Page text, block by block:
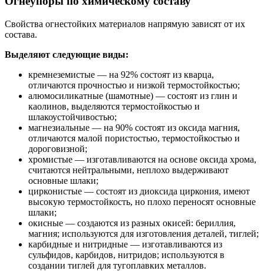
Свойства огнестойких материалов напрямую зависят от их
состава.
Выделяют следующие виды:
кремнеземистые — на 92% состоят из кварца,
отличаются прочностью и низкой термостойкостью;
алюмосиликатные (шамотные) — состоят из глин и
каолинов, выделяются термостойкостью и
шлакоустойчивостью;
магнезиальные — на 90% состоят из оксида магния,
отличаются малой пористостью, термостойкостью и
дороговизной;
хромистые — изготавливаются на основе оксида хрома,
считаются нейтральными, неплохо выдерживают
основные шлаки;
цирконистые — состоят из диоксида циркония, имеют
высокую термостойкость, но плохо переносят основные
шлаки;
окисные — создаются из разных окисей: бериллия,
магния; используются для изготовления деталей, тиглей;
карбидные и нитридные — изготавливаются из
сульфидов, карбидов, нитридов; используются в
создании тиглей для тугоплавких металлов.